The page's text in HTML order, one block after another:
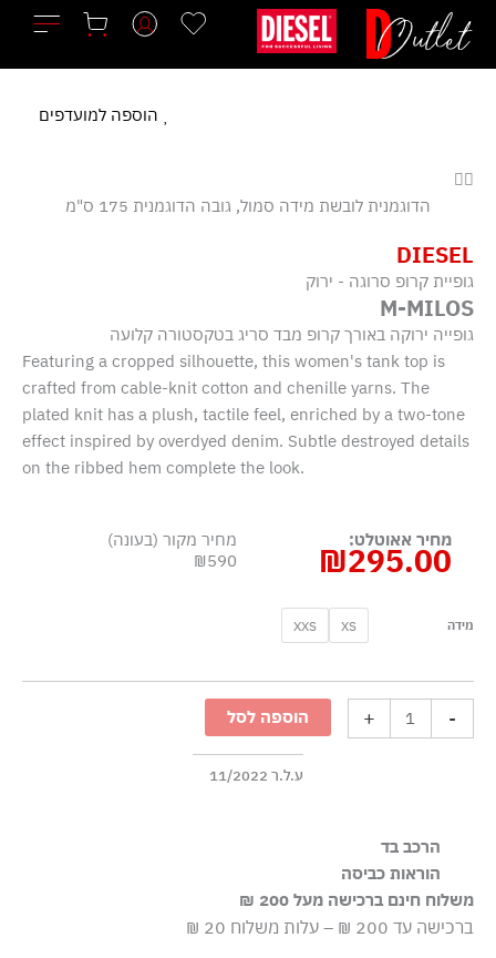
לתוכן
DIESEL
גופיית קרופ סרוגה - ירוק
M-MILOS
גופייה ירוקה באורך קרופ מבד סריג בטקסטורה קלועה
Featuring a cropped silhouette, this women's tank top is
crafted from cable-knit cotton and chenille yarns. The
plated knit has a plush, tactile feel, enriched by a two-tone
effect inspired by overdyed denim. Subtle destroyed details
on the ribbed hem complete the look.
מחיר אאוטלט:
₪295.00
מחיר מקור (בעונה)
₪590
מידה XS
XXS
-
קרופ
סרוגה
+ הוספה לסל
ע.ל.ר 11/2022
הרכב בד
100% כותנה
הוראות כביסה
כביסה ידנית בלבד
ללא חומרי הלבנה, ללא השריה
משלוח חינם ברכישה מעל 200 ₪
ברכישה עד 200 ₪ – עלות משלוח 20 ₪
הוספה למועדפים
הדוגמנית לובשת מידה סמול, גובה הדוגמנית 175 ס"מ